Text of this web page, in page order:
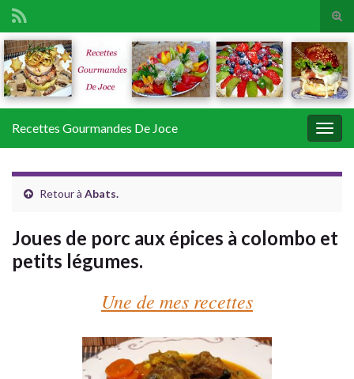
Search for:
Recettes Gourmandes De Joce
Retour à Abats.
Joues de porc aux épices à colombo et
petits légumes.
Une de mes recettes